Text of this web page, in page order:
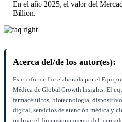
En el año 2025, el valor del
Billion.
Acerca del/de los autor(es):
Este informe fue elaborado por el
Médica de Global Growth Insights. El
farmacéuticos, biotecnología,
digital, servicios de atención médica y
incluye el dimensionamiento del